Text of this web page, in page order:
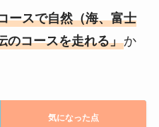
ースで自然（海、富士
のコースを走れる」か
気になった点